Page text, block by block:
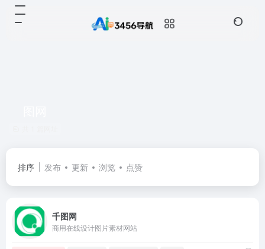
排序 发布 更新 浏览 点赞
千图网
商用在线设计图片素材网站